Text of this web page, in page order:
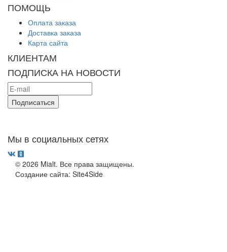
ПОМОЩЬ
Оплата заказа
Доставка заказа
Карта сайта
КЛИЕНТАМ
ПОДПИСКА НА НОВОСТИ
Мы в социальных сетях
© 2026 Mialt. Все права защищены.
Создание сайта: Site4Side